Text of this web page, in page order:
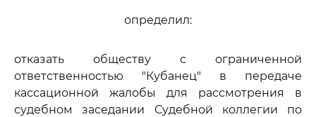
определил:
отказать обществу с ограниченной
ответственностью "Кубанец" в передаче
кассационной жалобы для рассмотрения в
судебном заседании Судебной коллегии по